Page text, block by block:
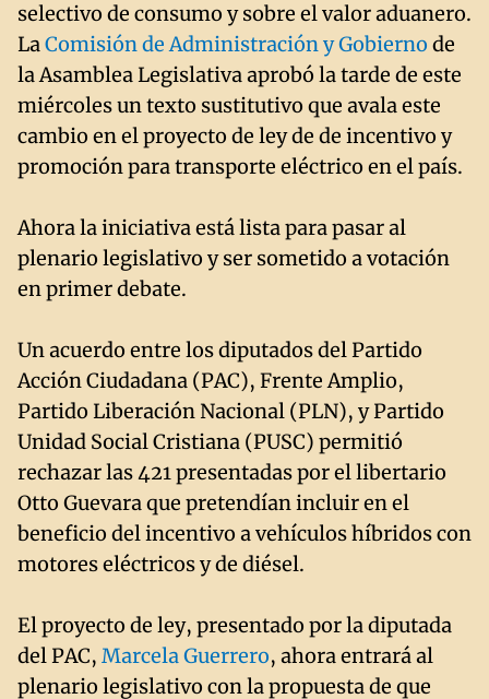
selectivo de consumo y sobre el valor aduanero.
LaComisión de Administración y Gobierno de
la Asamblea Legislativa aprobó la tarde de este
miércoles un texto sustitutivo que avala este
cambio en el proyecto de ley de de incentivo y
promoción para transporte eléctrico en el país.
Ahora la iniciativa está lista para pasar al
plenario legislativo y ser sometido a votación
en primer debate.
Un acuerdo entre los diputados del Partido
Acción Ciudadana (PAC), Frente Amplio,
Partido Liberación Nacional (PLN), y Partido
Unidad Social Cristiana (PUSC) permitió
rechazar las 421 presentadas por el libertario
Otto Guevara que pretendían incluir en el
beneficio del incentivo a vehículos híbridos con
motores eléctricos y de diésel.
El proyecto de ley, presentado por la diputada
del PAC, Marcela Guerrero, ahora entrará al
plenario legislativo con la propuesta de que